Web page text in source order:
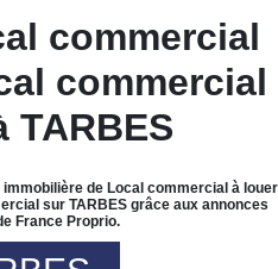
commercial
commercial
TARBES
de Local commercial à louer
sur TARBES grâce aux annonces
France Proprio.